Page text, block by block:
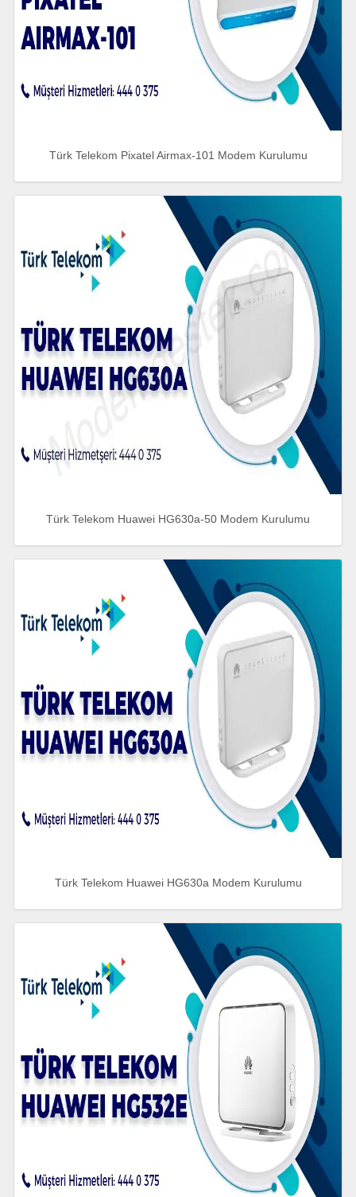
Türk Telekom Pixatel Airmax-101 Modem Kurulumu
Türk Telekom Huawei HG630a-50 Modem Kurulumu
Türk Telekom Huawei HG630a Modem Kurulumu